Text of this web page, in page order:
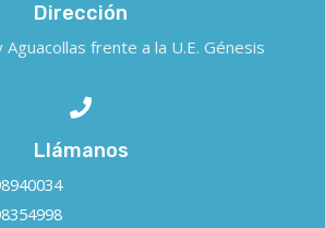
Dirección
frente a la U.E. Génesis
Llámanos